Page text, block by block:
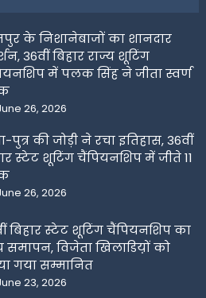
के निशानेबाजों का शानदार
36वीं बिहार राज्य शूटिंग
में पलक सिंह ने जीता स्वर्ण
Posted26, 2026
पुत्र की जोड़ी ने रचा इतिहास, 36वीं
स्टेट शूटिंग चैंपियनशिप में जीते 11
Posted26, 2026
बिहार स्टेट शूटिंग चैंपियनशिप का
समापन, विजेता खिलाडिय़ों को
गया सम्मानित
Posted23, 2026